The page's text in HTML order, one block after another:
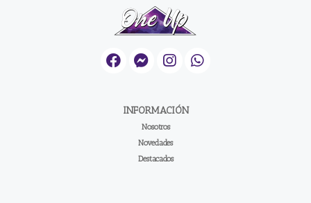
INFORMACIÓN
Nosotros
Novedades
Destacados